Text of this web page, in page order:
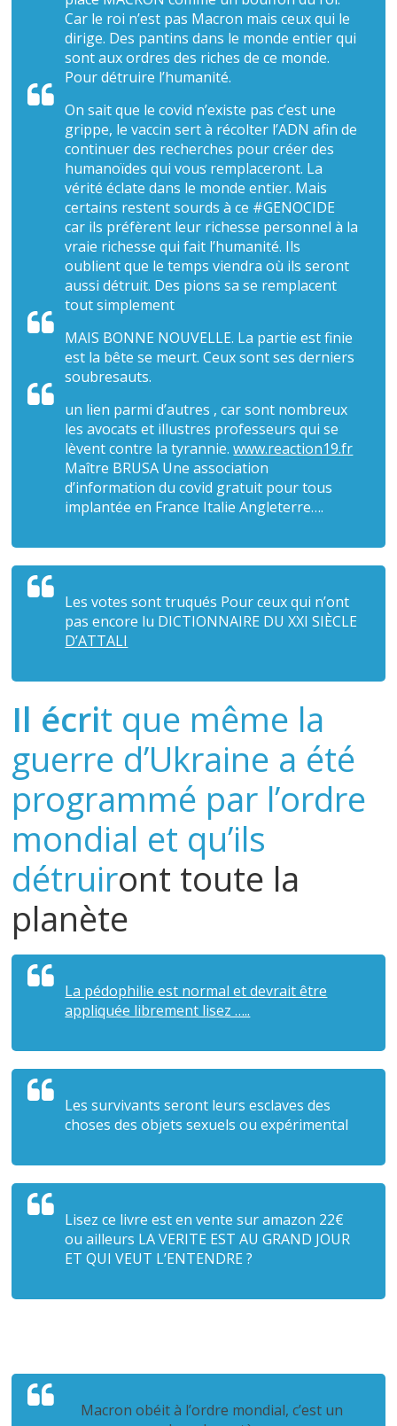
Car le roi n’est pas Macron mais ceux qui le
dirige. Des pantins dans le monde entier qui
sont aux ordres des riches de ce monde.
Pour détruire l’humanité.
On sait que le covid n’existe pas c’est une
grippe, le vaccin sert à récolter l’ADN afin de
continuer des recherches pour créer des
humanoïdes qui vous remplaceront. La
vérité éclate dans le monde entier. Mais
certains restent sourds à ce #GENOCIDE
car ils préfèrent leur richesse personnel à la
vraie richesse qui fait l’humanité. Ils
oublient que le temps viendra où ils seront
aussi détruit. Des pions sa se remplacent
tout simplement
MAIS BONNE NOUVELLE. La partie est finie
est la bête se meurt. Ceux sont ses derniers
soubresauts.
un lien parmi d’autres , car sont nombreux
les avocats et illustres professeurs qui se
lèvent contre la tyrannie.www.reaction19.fr
Maître BRUSA Une association
d’information du covid gratuit pour tous
implantée en France Italie Angleterre….
Les votes sont truqués Pour ceux qui n’ont
pas encore lu DICTIONNAIRE DU XXI SIÈCLE
D’ATTALI
Il écrit que même la
guerre d’Ukraine a été
programmé par l’ordre
mondial et qu’ils
détruiront toute la
planète
La pédophilie est normal et devrait être
appliquée librement lisez …..
Les survivants seront leurs esclaves des
choses des objets sexuels ou expérimental
Lisez ce livre est en vente sur amazon 22€
ou ailleurs LA VERITE EST AU GRAND JOUR
ET QUI VEUT L’ENTENDRE ?
Macron obéit à l’ordre mondial, c’est un